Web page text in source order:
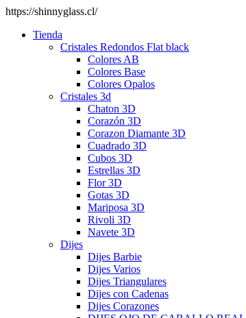
https://shinnyglass.cl/
Tienda
Cristales Redondos Flat black
Colores AB
Colores Base
Colores Opalos
Cristales 3d
Chaton 3D
Corazón 3D
Corazon Diamante 3D
Cuadrado 3D
Cubos 3D
Estrellas 3D
Flor 3D
Gotas 3D
Mariposa 3D
Rivoli 3D
Navete 3D
Dijes
Dijes Barbie
Dijes Varios
Dijes Triangulares
Dijes con Cadenas
Dijes Corazones